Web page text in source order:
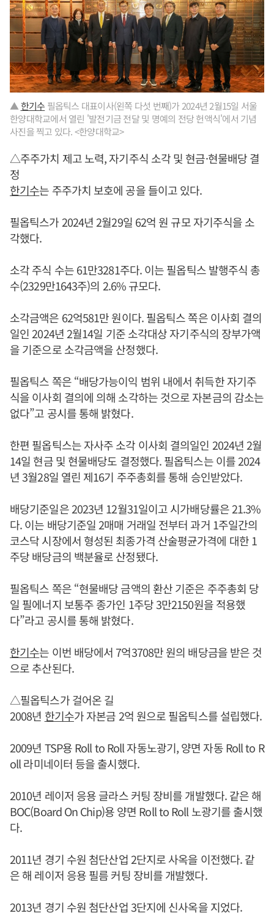
▲한기수 필옵틱스 대표이사(왼쪽 다섯 번째)가 2024년 2월15일 서울
한양대학교에서 열린 '발전기금 전달 및 명예의 전당 헌액식'에서 기념
사진을 찍고 있다. <한양대학교>
△주주가치 제고 노력, 자기주식 소각 및 현금·현물배당 결
정
한기수는 주주가치 보호에 공을 들이고 있다.
필옵틱스가 2024년 2월29일 62억 원 규모 자기주식을 소
각했다.
소각 주식 수는 61만3281주다. 이는 필옵틱스 발행주식 총
수(2329만1643주)의 2.6% 규모다.
소각금액은 62억581만 원이다. 필옵틱스 쪽은 이사회 결의
일인 2024년 2월14일 기준 소각대상 자기주식의 장부가액
을 기준으로 소각금액을 산정했다.
필옵틱스 쪽은 “배당가능이익 범위 내에서 취득한 자기주
식을 이사회 결의에 의해 소각하는 것으로 자본금의 감소는
없다”고 공시를 통해 밝혔다.
한편 필옵틱스는 자사주 소각 이사회 결의일인 2024년 2월
14일 현금 및 현물배당도 결정했다. 필옵틱스는 이를 2024
년 3월28일 열린 제16기 주주총회를 통해 승인받았다.
배당기준일은 2023년 12월31일이고 시가배당률은 21.3%
다. 이는 배당기준일 2매매 거래일 전부터 과거 1주일간의
코스닥 시장에서 형성된 최종가격 산술평균가격에 대한 1
주당 배당금의 백분율로 산정됐다.
필옵틱스 쪽은 “현물배당 금액의 환산 기준은 주주총회 당
일 필에너지 보통주 종가인 1주당 3만2150원을 적용했
다”라고 공시를 통해 밝혔다.
한기수는 이번 배당에서 7억3708만 원의 배당금을 받은 것
으로 추산된다.
△필옵틱스가 걸어온 길
2008년 한기수가 자본금 2억 원으로 필옵틱스를 설립했다.
2009년 TSP용 Roll to Roll 자동노광기, 양면 자동 Roll to R
oll 라미네이터 등을 출시했다.
2010년 레이저 응용 글라스 커팅 장비를 개발했다. 같은 해
BOC(Board On Chip)용 양면 Roll to Roll 노광기를 출시했
다.
2011년 경기 수원 첨단산업 2단지로 사옥을 이전했다. 같
은 해 레이저 응용 필름 커팅 장비를 개발했다.
2013년 경기 수원 첨단산업 3단지에 신사옥을 지었다.